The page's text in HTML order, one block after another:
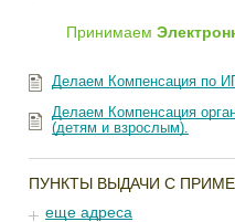
Принимаем
Делаем Компенсация по
Делаем Компенсация
(детям и взрослым).
ПУНКТЫ ВЫДАЧИ С
еще адреса